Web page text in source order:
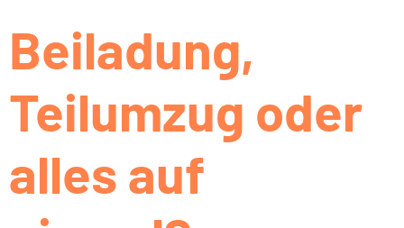
Beiladung,
Teilumzug oder
alles auf